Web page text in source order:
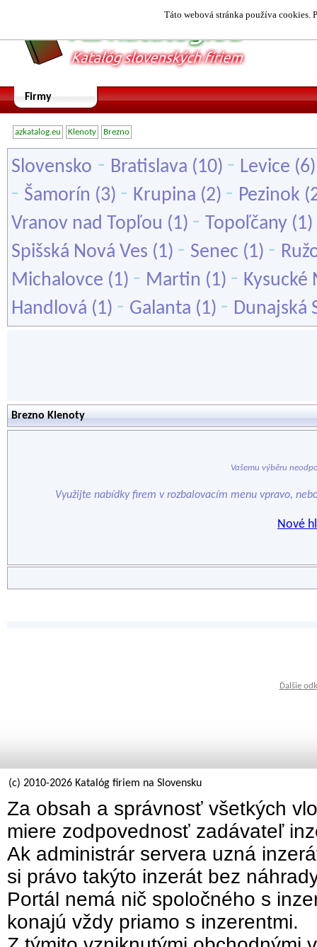
Táto webová stránka používa cookies.
Firmy
azkatalog.eu Klenoty Brezno
Slovensko - Bratislava (10) - Levice
- Šamorín (3) - Krupina (2) - Pezinok
Vranov nad Topľou (1) - Topoľčany (1)
Spišská Nová Ves (1) - Senec (1) -
Michalovce (1) - Martin (1) - Kysucké
Handlová (1) - Galanta (1) - Dunajská
Brezno Klenoty
Vašemu výběru
Využijte nabídky firem v rozbalovacím menu vpravo,
Nové
Ďalšie
(c) 2010-2026 Katalóg firiem na Slovensku
Za obsah a správnosť všetkých
miere zodpovednosť zadávateľ
Ak administrár servera uzná
si právo takýto inzerát bez
Portál nemá nič spoločného s
konajú vždy priamo s inzerentmi.